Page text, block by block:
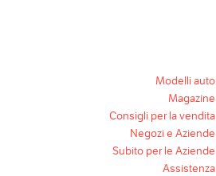
Modelli auto
Magazine
Consigli per la vendita
Negozi e Aziende
Subito per le Aziende
Assistenza